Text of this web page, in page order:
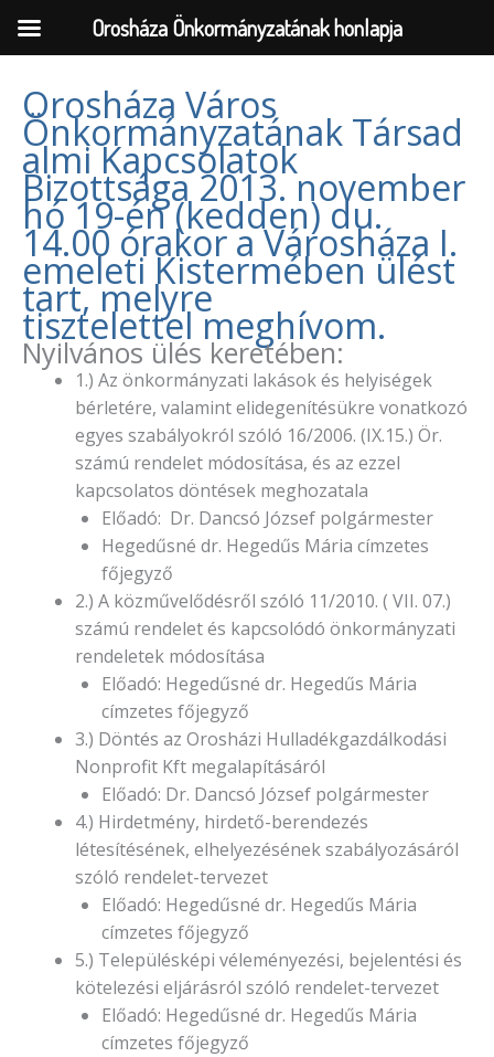
Skip
content
Orosháza Város
Önkormányzatának Társad
almi Kapcsolatok
Bizottsága 2013. november
hó 19-én (kedden) du.
14.00 órakor a Városháza I.
emeleti Kistermében ülést
tart, melyre
tisztelettel meghívom.
Nyilvános ülés keretében:
1.) Az önkormányzati lakások és helyiségek
bérletére, valamint elidegenítésükre vonatkozó
egyes szabályokról szóló 16/2006. (IX.15.) Ör.
számú rendelet módosítása, és az ezzel
kapcsolatos döntések meghozatala
Előadó: Dr. Dancsó József polgármester
Hegedűsné dr. Hegedűs Mária címzetes
főjegyző
2.) A közművelődésről szóló 11/2010. ( VII. 07.)
számú rendelet és kapcsolódó önkormányzati
rendeletek módosítása
Előadó: Hegedűsné dr. Hegedűs Mária
címzetes főjegyző
3.) Döntés az Orosházi Hulladékgazdálkodási
Nonprofit Kft megalapításáról
Előadó: Dr. Dancsó József polgármester
4.) Hirdetmény, hirdető-berendezés
létesítésének, elhelyezésének szabályozásáról
szóló rendelet-tervezet
Előadó: Hegedűsné dr. Hegedűs Mária
címzetes főjegyző
5.) Településképi véleményezési, bejelentési és
kötelezési eljárásról szóló rendelet-tervezet
Előadó: Hegedűsné dr. Hegedűs Mária
címzetes főjegyző
Orosháza Önkormányzatának honlapja